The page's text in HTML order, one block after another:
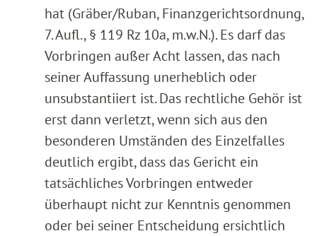
hat (Gräber/Ruban, Finanzgerichtsordnung,
7. Aufl., § 119 Rz 10a, m.w.N.). Es darf das
Vorbringen außer Acht lassen, das nach
seiner Auffassung unerheblich oder
unsubstantiiert ist. Das rechtliche Gehör ist
erst dann verletzt, wenn sich aus den
besonderen Umständen des Einzelfalles
deutlich ergibt, dass das Gericht ein
tatsächliches Vorbringen entweder
überhaupt nicht zur Kenntnis genommen
oder bei seiner Entscheidung ersichtlich